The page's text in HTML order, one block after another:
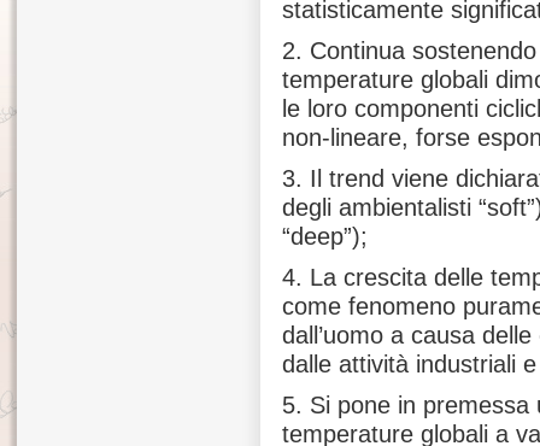
statisticamente
2. Continua
temperature globali
le loro componenti
non-lineare, forse
3. Il trend viene
degli ambientalisti
“deep”);
4. La crescita delle
come fenomeno
dall’uomo a causa
dalle attività industriali
5. Si pone in premessa
temperature globali a